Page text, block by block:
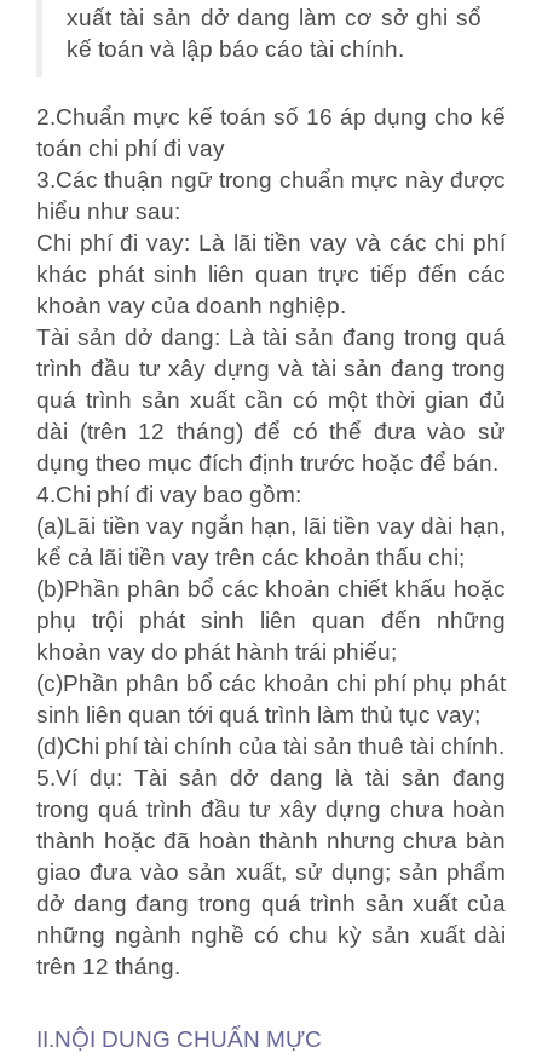
xuất tài sản dở dang làm cơ sở ghi sổ
kế toán và lập báo cáo tài chính.
2.Chuẩn mực kế toán số 16 áp dụng cho kế
toán chi phí đi vay
3.Các thuận ngữ trong chuẩn mực này được
hiểu như sau:
Chi phí đi vay: Là lãi tiền vay và các chi phí
khác phát sinh liên quan trực tiếp đến các
khoản vay của doanh nghiệp.
Tài sản dở dang: Là tài sản đang trong quá
trình đầu tư xây dựng và tài sản đang trong
quá trình sản xuất cần có một thời gian đủ
dài (trên 12 tháng) để có thể đưa vào sử
dụng theo mục đích định trước hoặc để bán.
4.Chi phí đi vay bao gồm:
(a)Lãi tiền vay ngắn hạn, lãi tiền vay dài hạn,
kể cả lãi tiền vay trên các khoản thấu chi;
(b)Phần phân bổ các khoản chiết khấu hoặc
phụ trội phát sinh liên quan đến những
khoản vay do phát hành trái phiếu;
(c)Phần phân bổ các khoản chi phí phụ phát
sinh liên quan tới quá trình làm thủ tục vay;
(d)Chi phí tài chính của tài sản thuê tài chính.
5.Ví dụ: Tài sản dở dang là tài sản đang
trong quá trình đầu tư xây dựng chưa hoàn
thành hoặc đã hoàn thành nhưng chưa bàn
giao đưa vào sản xuất, sử dụng; sản phẩm
dở dang đang trong quá trình sản xuất của
những ngành nghề có chu kỳ sản xuất dài
trên 12 tháng.
II.NỘI DUNG CHUẨN MỰC